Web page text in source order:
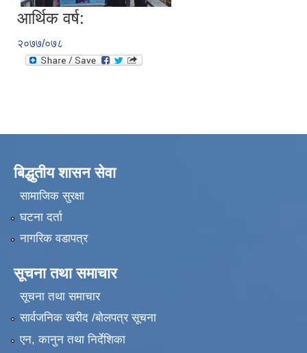
आर्थिक वर्ष:
२०७७/०७८
बिद्धुतीय शासन सेवा
सामाजिक सुरक्षा
घटना दर्ता
नागरिक वडापत्र
सूचना तथा समाचार
सूचना तथा समाचार
सार्वजनिक खरीद /बोलपत्र सूचना
एन, कानुन तथा निर्देशिका